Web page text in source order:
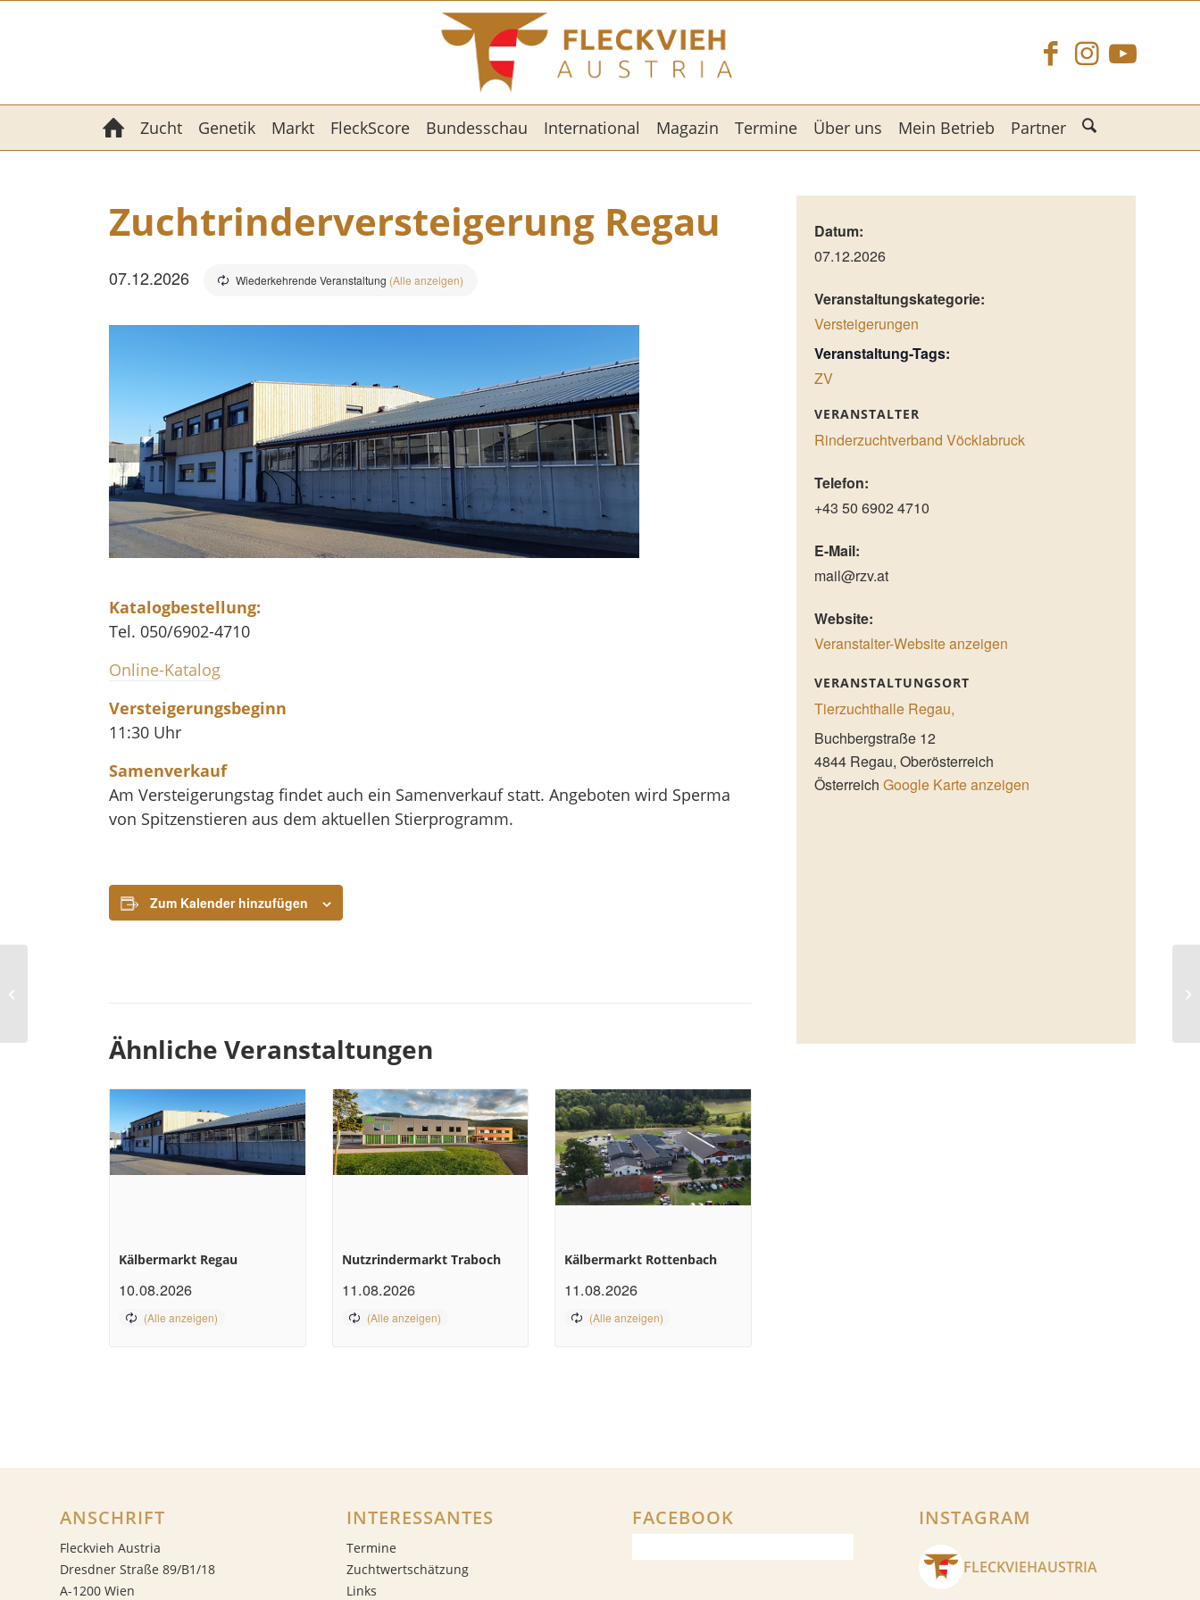
Zucht Genetik Markt FleckScore Bundesschau International Magazin Termine Über uns Mein Betrieb Partner
Zuchtrinderversteigerung Regau
07.12.2026 Wiederkehrende Veranstaltung (Alle anzeigen)
Katalogbestellung:
Tel. 050/6902-4710
Online-Katalog
Versteigerungsbeginn
11:30 Uhr
Samenverkauf
Am Versteigerungstag findet auch ein Samenverkauf statt. Angeboten wird Sperma
von Spitzenstieren aus dem aktuellen Stierprogramm.
Zum Kalender hinzufügen
Ähnliche Veranstaltungen
Kälbermarkt Regau
10.08.2026
Nutzrindermarkt Traboch
11.08.2026
Kälbermarkt Rottenbach
11.08.2026
Datum:
07.12.2026
Veranstaltungskategorie:
Versteigerungen
Veranstaltung-Tags:
ZV
VERANSTALTER
Rinderzuchtverband Vöcklabruck
Telefon:
+43 50 6902 4710
E-Mail:
mail@rzv.at
Website:
Veranstalter-Website anzeigen
VERANSTALTUNGSORT
Tierzuchthalle Regau,
Buchbergstraße 12
4844 Regau, Oberösterreich
Österreich Google Karte anzeigen
ANSCHRIFT
Fleckvieh Austria
Dresdner Straße 89/B1/18
A-1200 Wien
INTERESSANTES
Termine
Zuchtwertschätzung
Links
FACEBOOK INSTAGRAM
FLECKVIEHAUSTRIA